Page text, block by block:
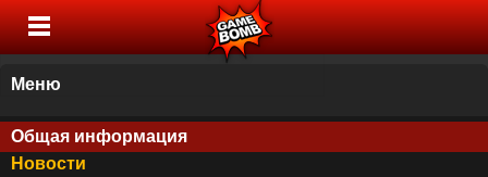
Меню
Общая информация
Новости